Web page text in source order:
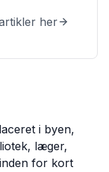
her
i byen,
læger,
for kort